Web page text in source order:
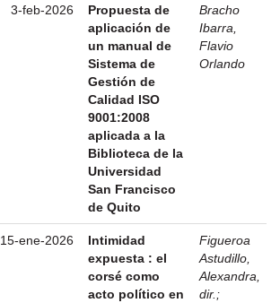
3-feb-2026
Propuesta de
aplicación de
un manual de
Sistema de
Gestión de
Calidad ISO
9001:2008
aplicada a la
Biblioteca de la
Universidad
San Francisco
de Quito
Bracho
Ibarra,
Flavio
Orlando
15-ene-2026
Intimidad
expuesta : el
corsé como
acto político en
Figueroa
Astudillo,
Alexandra,
dir. ;